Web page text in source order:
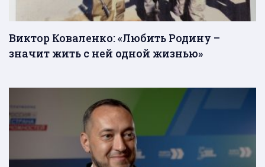
Виктор Коваленко: «Любить Родину –
значит жить с ней одной жизнью»